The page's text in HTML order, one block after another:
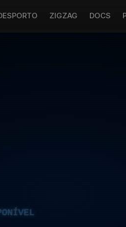
ZIGZAG DOCS